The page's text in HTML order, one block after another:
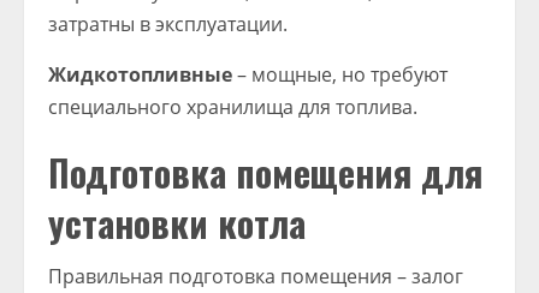
затратны в эксплуатации.
Жидкотопливные– мощные, но требуют
специального хранилища для топлива.
Подготовка помещения для
установки котла
Правильная подготовка помещения – залог